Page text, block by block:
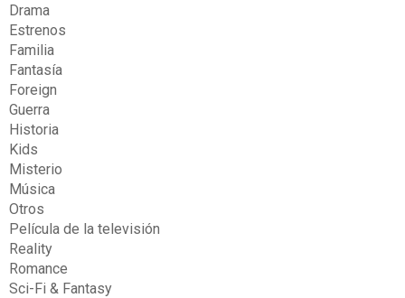
Drama
Estrenos
Familia
Fantasía
Foreign
Guerra
Historia
Kids
Misterio
Música
Otros
Película de la televisión
Reality
Romance
Sci-Fi & Fantasy